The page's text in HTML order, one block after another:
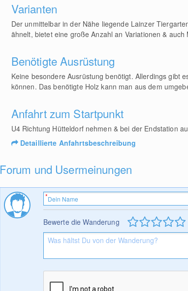
Varianten
Der unmittelbar in der Nähe liegende Lainzer
ähnelt, bietet eine große Anzahl an Variationen &
Benötigte Ausrüstung
Keine besondere Ausrüstung benötigt. Allerdings gibt
können. Das benötigte Holz kann man aus dem
Anfahrt zum Startpunkt
U4 Richtung Hütteldorf nehmen & bei der Endstation
Detaillierte Anfahrtsbeschreibung
Forum und Usermeinungen
Bewerte die Wanderung